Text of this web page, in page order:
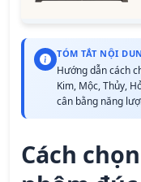
TÓM TẮT NỘI
Hướng dẫn cách
Kim, Mộc, Thủy,
cân bằng năng
Cách